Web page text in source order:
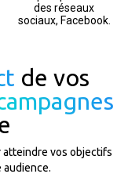
des réseaux
sociaux, Facebook.
de vos
atteindre vos objectifs
audience.